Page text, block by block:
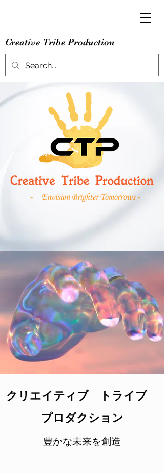
Creative Tribe Production
クリエイティブ
トライブ
プロダクション
豊かな未来を創造